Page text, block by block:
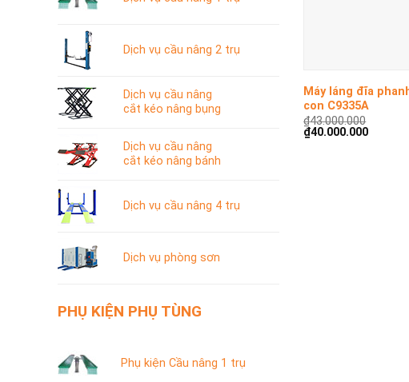
Dịch vụ cầu nâng 2 trụ
Dịch vụ cầu nâng
cắt kéo nâng bụng
Dịch vụ cầu nâng
cắt kéo nâng bánh
Dịch vụ cầu nâng 4 trụ
Dịch vụ phòng sơn
PHỤ KIỆN PHỤ TÙNG
Phụ kiện Cầu nâng 1 trụ
Máy láng đĩa
con C9335A
₫43.000.000
₫40.000.000